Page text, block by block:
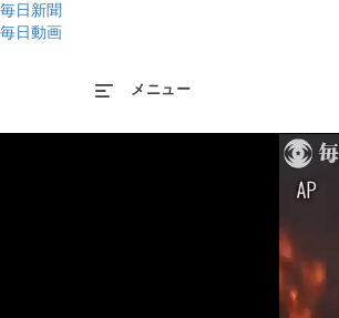
毎日新聞
毎日動画
メニュー